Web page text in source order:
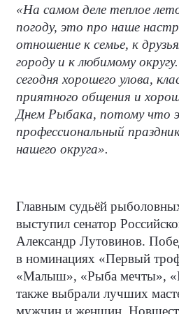
«На самом деле теплое
погоду, это про наше
отношение к семье, к
городу и к любимому
сегодня хорошего улова,
приятного общения и
Днем Рыбака, потому что
профессиональный
нашего округа».
Главным судьёй
выступил сенатор
Александр Лутовинов.
в номинациях «Первый
«Малыш», «Рыба мечты»,
также выбрали лучших
мужчин и женщин.